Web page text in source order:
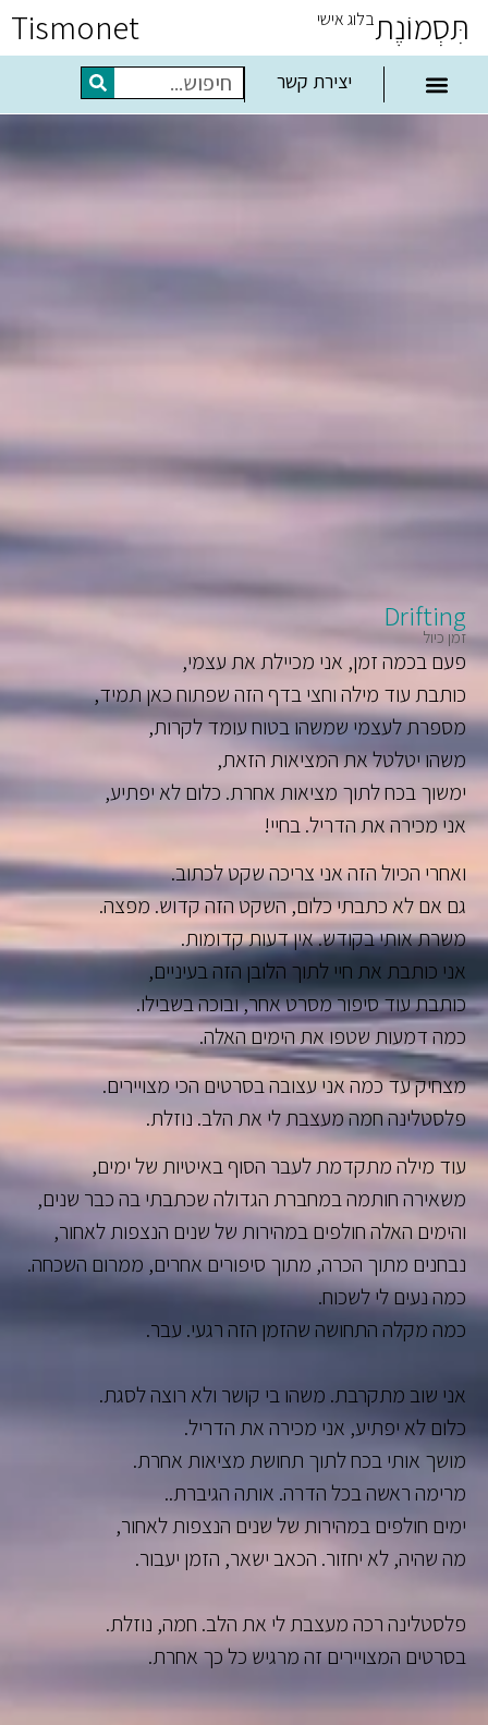
Tismonet תִּסְמוֹנֶתבלוג אישי
יצירת קשר
Drifting
זמן כיול
פעם בכמה זמן, אני מכיילת את עצמי,
כותבת עוד מילה וחצי בדף הזה שפתוח כאן תמיד,
מספרת לעצמי שמשהו בטוח עומד לקרות,
משהו יטלטל את המציאות הזאת,
ימשוך בכח לתוך מציאות אחרת. כלום לא יפתיע,
אני מכירה את הדריל. בחיי!
ואחרי הכיול הזה אני צריכה שקט לכתוב.
גם אם לא כתבתי כלום, השקט הזה קדוש. מפצה.
משרת אותי בקודש. אין דעות קדומות.
אני כותבת את חיי לתוך הלובן הזה בעיניים,
כותבת עוד סיפור מסרט אחר, ובוכה בשבילו.
כמה דמעות שטפו את הימים האלה.
מצחיק עד כמה אני עצובה בסרטים הכי מצויירים.
פלסטלינה חמה מעצבת לי את הלב. נוזלת.
עוד מילה מתקדמת לעבר הסוף באיטיות של ימים,
משאירה חותמה במחברת הגדולה שכתבתי בה כבר שנים,
והימים האלה חולפים במהירות של שנים הנצפות לאחור,
נבחנים מתוך הכרה, מתוך סיפורים אחרים, ממרום השכחה.
כמה נעים לי לשכוח.
כמה מקלה התחושה שהזמן הזה רגעי. עבר.
אני שוב מתקרבת. משהו בי קושר ולא רוצה לסגת.
כלום לא יפתיע, אני מכירה את הדריל.
מושך אותי בכח לתוך תחושת מציאות אחרת.
מרימה ראשה בכל הדרה. אותה הגיברת..
ימים חולפים במהירות של שנים הנצפות לאחור,
מה שהיה, לא יחזור. הכאב ישאר, הזמן יעבור.
פלסטלינה רכה מעצבת לי את הלב. חמה, נוזלת.
בסרטים המצויירים זה מרגיש כל כך אחרת.